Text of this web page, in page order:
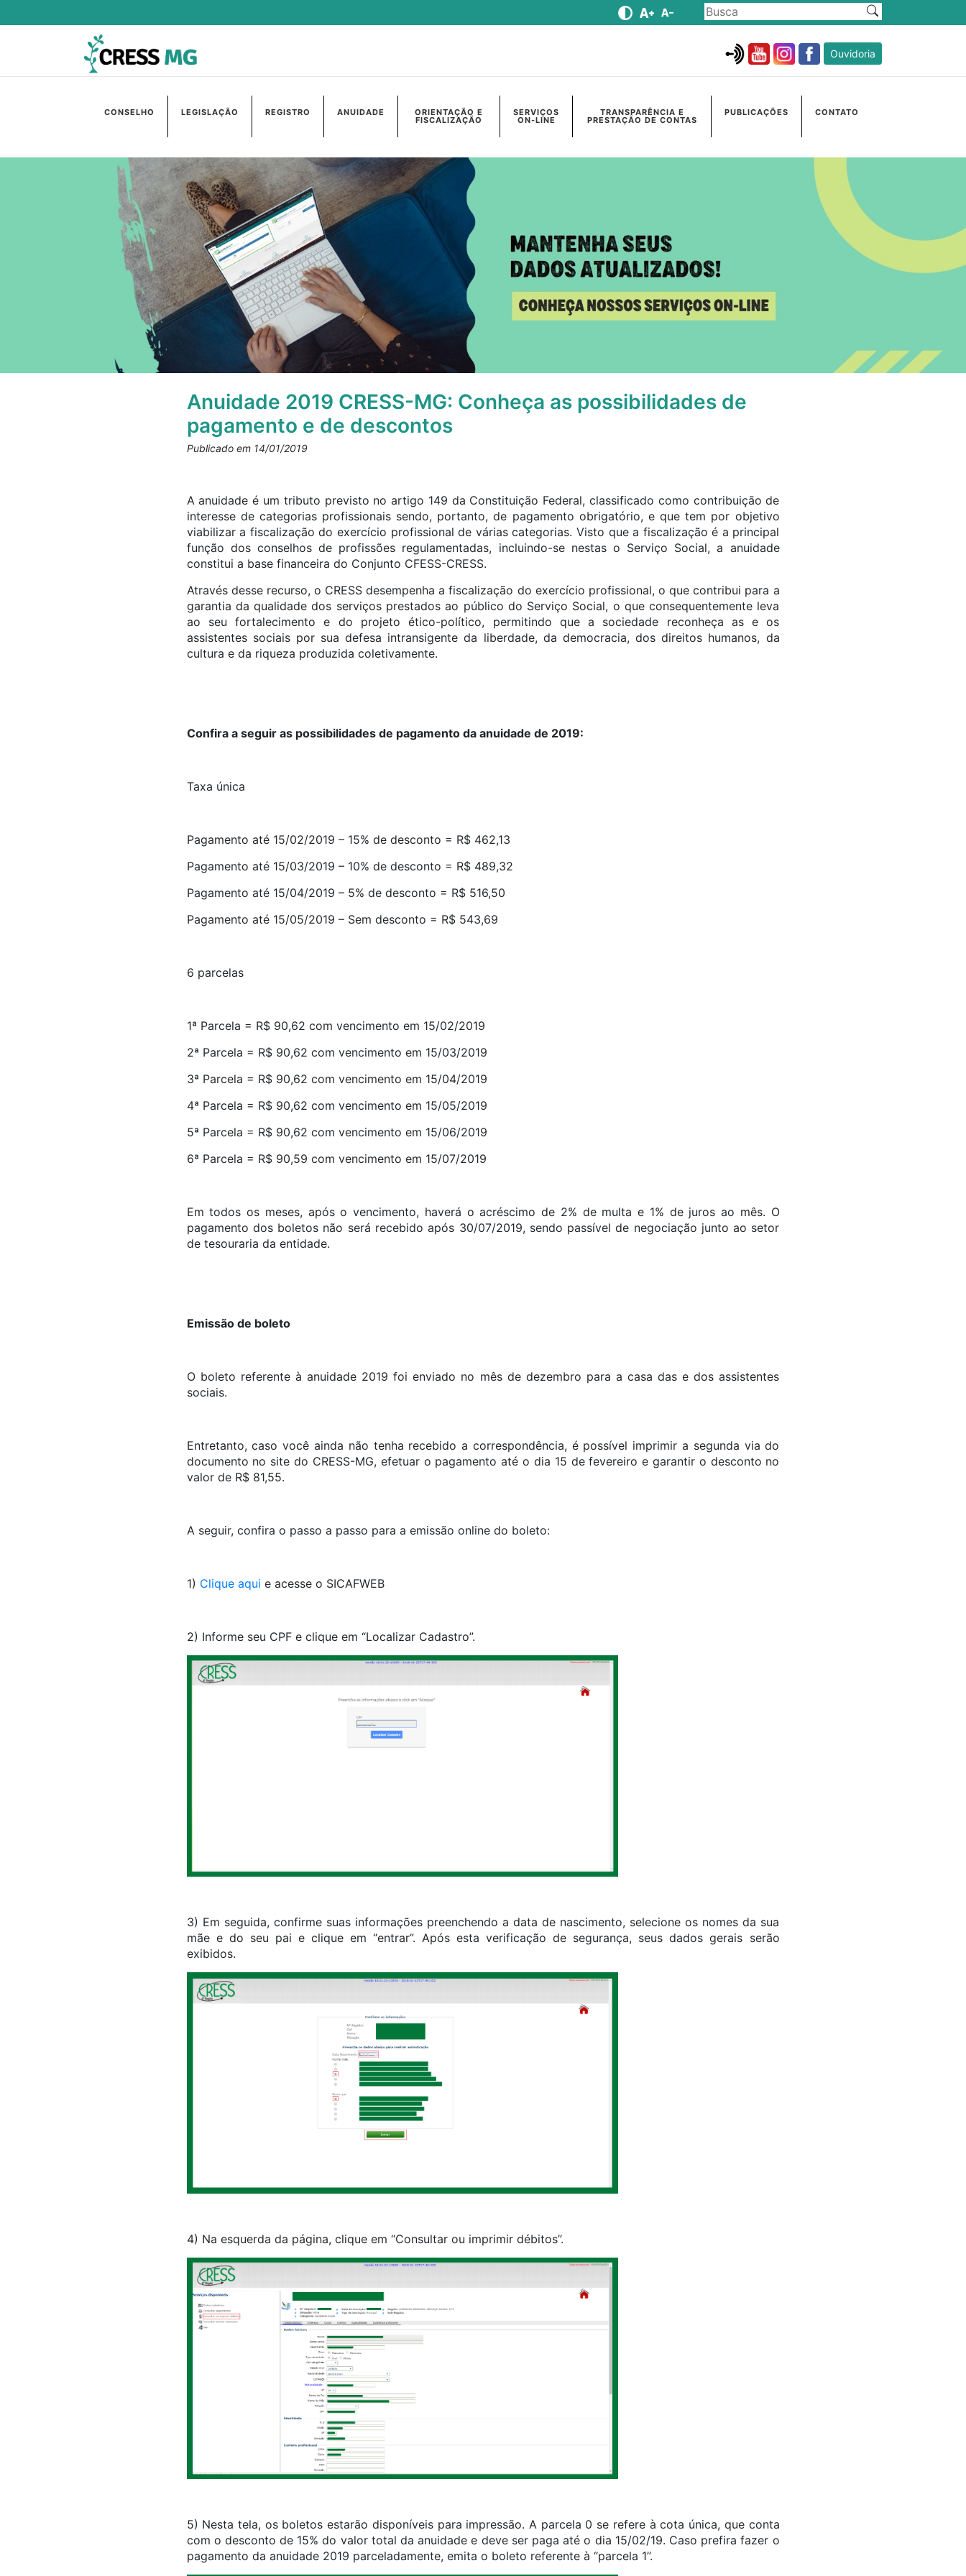
Ouvidoria
CONSELHO LEGISLAÇÃO REGISTRO ANUIDADE ORIENTAÇÃO E
FISCALIZAÇÃO
SERVIÇOS
ON-LINE
TRANSPARÊNCIA E
PRESTAÇÃO DE CONTAS
PUBLICAÇÕES CONTATO
Anuidade 2019 CRESS-MG: Conheça as possibilidades de
pagamento e de descontos
Publicado em 14/01/2019
A anuidade é um tributo previsto no artigo 149 da Constituição Federal, classificado como contribuição de
interesse de categorias profissionais sendo, portanto, de pagamento obrigatório, e que tem por objetivo
viabilizar a fiscalização do exercício profissional de várias categorias. Visto que a fiscalização é a principal
função dos conselhos de profissões regulamentadas, incluindo-se nestas o Serviço Social, a anuidade
constitui a base financeira do Conjunto CFESS-CRESS.
Através desse recurso, o CRESS desempenha a fiscalização do exercício profissional, o que contribui para a
garantia da qualidade dos serviços prestados ao público do Serviço Social, o que consequentemente leva
ao seu fortalecimento e do projeto ético-político, permitindo que a sociedade reconheça as e os
assistentes sociais por sua defesa intransigente da liberdade, da democracia, dos direitos humanos, da
cultura e da riqueza produzida coletivamente.
Confira a seguir as possibilidades de pagamento da anuidade de 2019:
Taxa única
Pagamento até 15/02/2019 – 15% de desconto = R$ 462,13
Pagamento até 15/03/2019 – 10% de desconto = R$ 489,32
Pagamento até 15/04/2019 – 5% de desconto = R$ 516,50
Pagamento até 15/05/2019 – Sem desconto = R$ 543,69
6 parcelas
1ª Parcela = R$ 90,62 com vencimento em 15/02/2019
2ª Parcela = R$ 90,62 com vencimento em 15/03/2019
3ª Parcela = R$ 90,62 com vencimento em 15/04/2019
4ª Parcela = R$ 90,62 com vencimento em 15/05/2019
5ª Parcela = R$ 90,62 com vencimento em 15/06/2019
6ª Parcela = R$ 90,59 com vencimento em 15/07/2019
Em todos os meses, após o vencimento, haverá o acréscimo de 2% de multa e 1% de juros ao mês. O
pagamento dos boletos não será recebido após 30/07/2019, sendo passível de negociação junto ao setor
de tesouraria da entidade.
Emissão de boleto
O boleto referente à anuidade 2019 foi enviado no mês de dezembro para a casa das e dos assistentes
sociais.
Entretanto, caso você ainda não tenha recebido a correspondência, é possível imprimir a segunda via do
documento no site do CRESS-MG, efetuar o pagamento até o dia 15 de fevereiro e garantir o desconto no
valor de R$ 81,55.
A seguir, confira o passo a passo para a emissão online do boleto:
1) Clique aqui e acesse o SICAFWEB
2) Informe seu CPF e clique em “Localizar Cadastro”.
3) Em seguida, confirme suas informações preenchendo a data de nascimento, selecione os nomes da sua
mãe e do seu pai e clique em “entrar”. Após esta verificação de segurança, seus dados gerais serão
exibidos.
4) Na esquerda da página, clique em “Consultar ou imprimir débitos”.
5) Nesta tela, os boletos estarão disponíveis para impressão. A parcela 0 se refere à cota única, que conta
com o desconto de 15% do valor total da anuidade e deve ser paga até o dia 15/02/19. Caso prefira fazer o
pagamento da anuidade 2019 parceladamente, emita o boleto referente à “parcela 1”.